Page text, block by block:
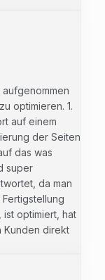
optimieren. 1.
auf einem
der Seiten
das was
super
da man
optimiert, hat
Kunden direkt